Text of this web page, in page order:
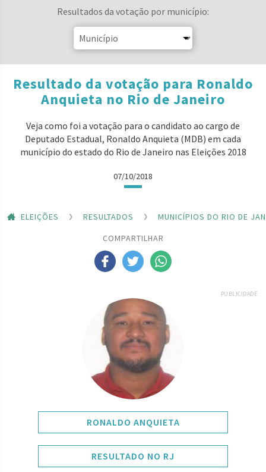
Resultados da votação por município:
Resultado da votação para Ronaldo
Anquieta no Rio de Janeiro
Veja como foi a votação para o candidato ao cargo de
Deputado Estadual, Ronaldo Anquieta (MDB) em cada
município do estado do Rio de Janeiro nas Eleições 2018
07/10/2018
ELEIÇÕES RESULTADOS
MUNICÍPIOS DO RIO DE
COMPARTILHAR
PUBLICIDADE
RONALDO ANQUIETA
RESULTADO NO RJ